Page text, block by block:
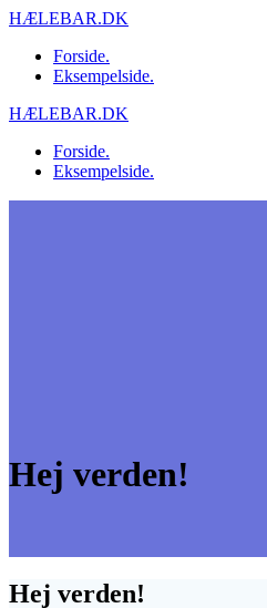
Skip
content
HÆLEBAR.DK
Forside.
Eksempelside.
HÆLEBAR.DK
Forside.
Eksempelside.
Hej verden!
Hej verden!